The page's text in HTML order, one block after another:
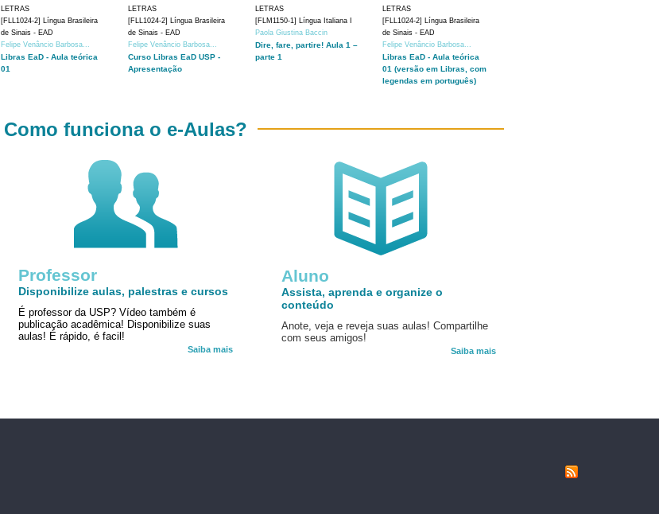
LETRAS
[FLL1024-2] Língua Brasileira
de Sinais - EAD
Felipe Venâncio Barbosa...
Libras EaD - Aula teórica
01
LETRAS
[FLL1024-2] Língua Brasileira
de Sinais - EAD
Felipe Venâncio Barbosa...
Curso Libras EaD USP -
Apresentação
LETRAS
[FLM1150-1] Língua Italiana I
Paola Giustina Baccin
Dire, fare, partire! Aula 1 –
parte 1
LETRAS
[FLL1024-2] Língua Brasileira
de Sinais - EAD
Felipe Venâncio Barbosa...
Libras EaD - Aula teórica
01 (versão em Libras, com
legendas em português)
Aluno
Assista, aprenda e organize o
conteúdo
Anote, veja e reveja suas aulas! Compartilhe
com seus amigos!
Saiba mais
Como funciona o e-Aulas?
Professor
Disponibilize aulas, palestras e cursos
É professor da USP? Vídeo também é
publicação acadêmica! Disponibilize suas
aulas! É rápido, é facil!
Saiba mais